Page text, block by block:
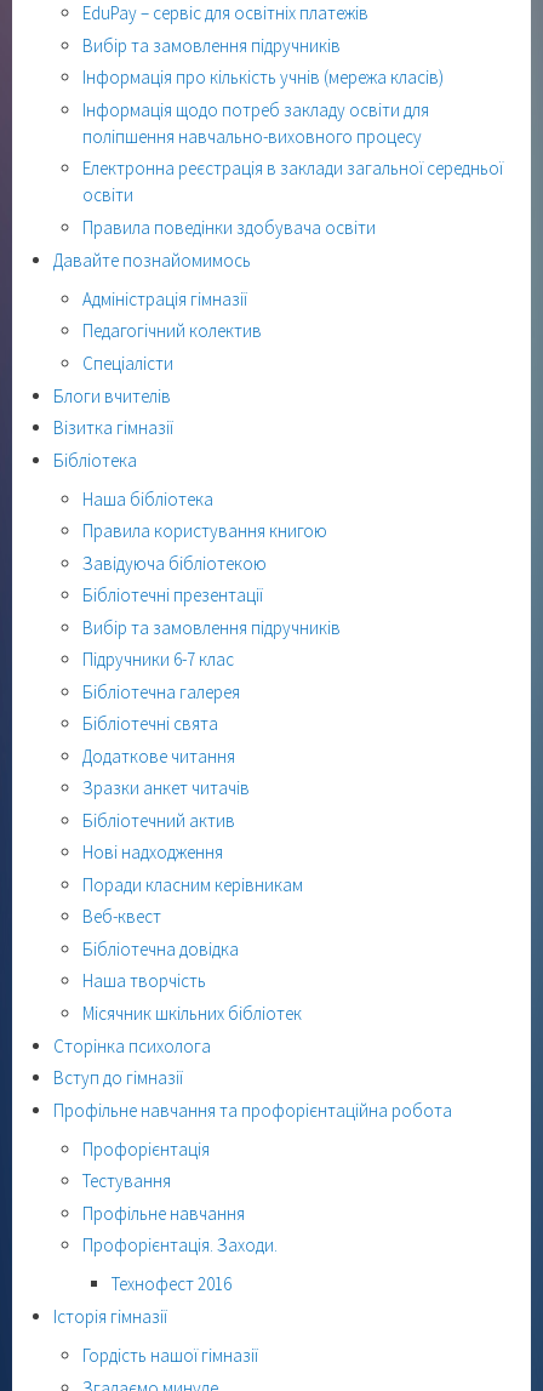
EduPay – сервіс для освітніх платежів
Вибір та замовлення підручників
Інформація про кількість учнів (мережа класів)
Інформація щодо потреб закладу освіти для
поліпшення навчально-виховного процесу
Електронна реєстрація в заклади загальної середньої
освіти
Правила поведінки здобувача освіти
Давайте познайомимось
Адміністрація гімназії
Педагогічний колектив
Спеціалісти
Блоги вчителів
Візитка гімназії
Бібліотека
Наша бібліотека
Правила користування книгою
Завідуюча бібліотекою
Бібліотечні презентації
Вибір та замовлення підручників
Підручники 6-7 клас
Бібліотечна галерея
Бібліотечні свята
Додаткове читання
Зразки анкет читачів
Бібліотечний актив
Нові надходження
Поради класним керівникам
Веб-квест
Бібліотечна довідка
Наша творчість
Місячник шкільних бібліотек
Сторінка психолога
Вступ до гімназії
Профільне навчання та профорієнтаційна робота
Профорієнтація
Тестування
Профільне навчання
Профорієнтація. Заходи.
Технофест 2016
Історія гімназії
Гордість нашої гімназії